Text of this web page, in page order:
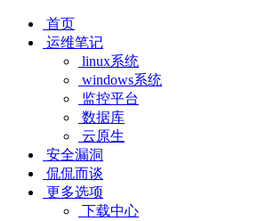
首页
运维笔记
linux系统
windows系统
监控平台
数据库
云原生
安全漏洞
侃侃而谈
更多选项
下载中心